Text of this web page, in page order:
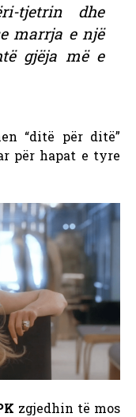
tjetrin dhe
marrja e një
gjëja më e
“ditë për ditë”
për hapat e tyre
zgjedhin të mos